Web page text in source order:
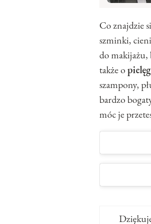
Co znajdzie
szminki,
do makijażu,
także o
szampony,
bardzo
móc je